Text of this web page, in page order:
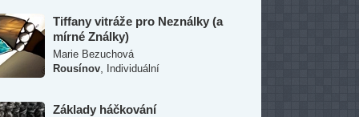
Tiffany vitráže pro Neználky (a
mírné Ználky)
Marie Bezuchová
Rousínov
Individuální
Základy háčkování